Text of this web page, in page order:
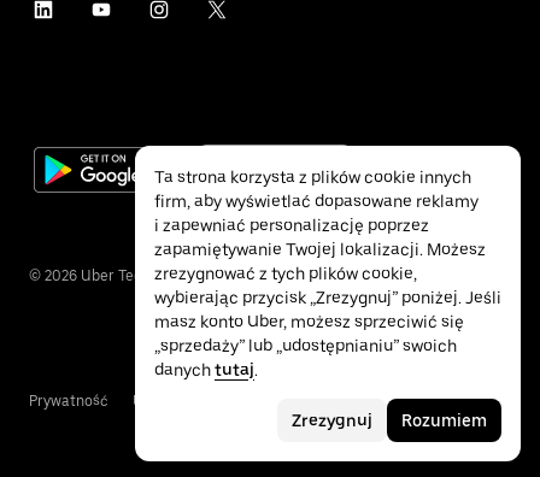
© 2026 Uber Technologies Inc.
Prywatność Ułatwienia dostępu
Ta strona korzysta z plików cookie innych
firm, aby wyświetlać dopasowane reklamy
i zapewniać personalizację poprzez
zapamiętywanie Twojej lokalizacji. Możesz
zrezygnować z tych plików cookie,
wybierając przycisk „Zrezygnuj” poniżej. Jeśli
masz konto Uber, możesz sprzeciwić się
„sprzedaży” lub „udostępnianiu” swoich
danychtutaj.
Zrezygnuj Rozumiem